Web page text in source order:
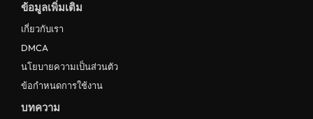
ข้อมูลเพิ่มเติม
เกี่ยวกับเรา
DMCA
นโยบายความเป็นส่วนตัว
ข้อกำหนดการใช้งาน
บทความ